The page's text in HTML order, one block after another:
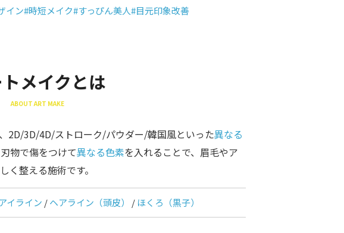
イン#時短メイク#すっぴん美人#目元印象改善
メイクとは
ABOUT ART MAKE
2D/3D/4D/ストローク/パウダー/韓国風といった異なる
物で傷をつけて異なる色素を入れることで、眉毛やア
く整える施術です。
アイライン /ヘアライン（頭皮） / ほくろ（黒子）